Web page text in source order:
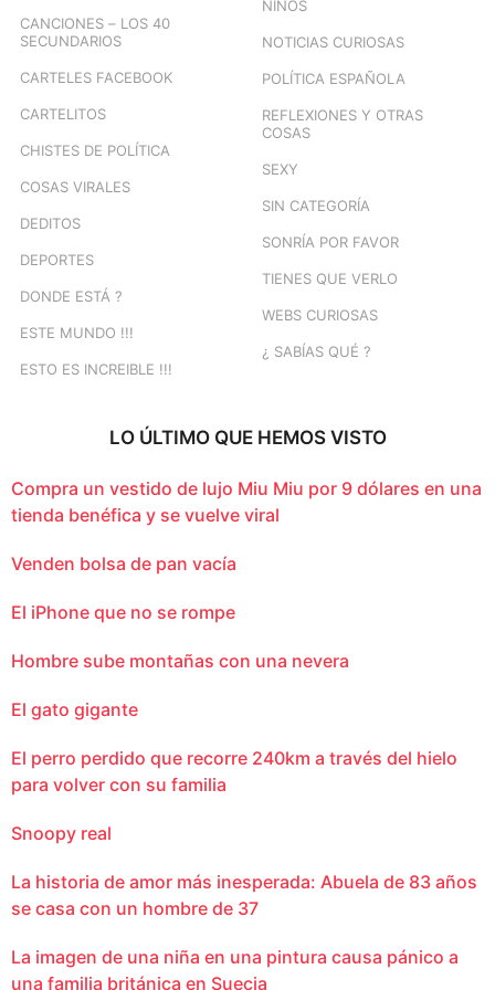
CANCIONES – LOS 40
SECUNDARIOS
CARTELES FACEBOOK
CARTELITOS
CHISTES DE POLÍTICA
COSAS VIRALES
DEDITOS
DEPORTES
DONDE ESTÁ ?
ESTE MUNDO !!!
ESTO ES INCREIBLE !!!
NIÑOS
NOTICIAS CURIOSAS
POLÍTICA ESPAÑOLA
REFLEXIONES Y OTRAS
COSAS
SEXY
SIN CATEGORÍA
SONRÍA POR FAVOR
TIENES QUE VERLO
WEBS CURIOSAS
¿ SABÍAS QUÉ ?
LO ÚLTIMO QUE HEMOS VISTO
Compra un vestido de lujo Miu Miu por 9 dólares en una
tienda benéfica y se vuelve viral
Venden bolsa de pan vacía
El iPhone que no se rompe
Hombre sube montañas con una nevera
El gato gigante
El perro perdido que recorre 240km a través del hielo
para volver con su familia
Snoopy real
La historia de amor más inesperada: Abuela de 83 años
se casa con un hombre de 37
La imagen de una niña en una pintura causa pánico a
una familia británica en Suecia